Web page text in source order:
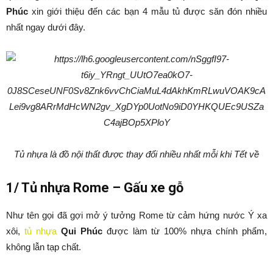
Phúc xin giới thiệu đến các bạn 4 mẫu tủ được săn đón nhiều
nhất ngay dưới đây.
Tủ nhựa là đồ nội thất được thay đổi nhiều nhất mỗi khi Tết về
1/ Tủ nhựa Rome – Gấu xe gỗ
Như tên gọi đã gợi mở ý tưởng Rome từ cảm hứng nước Ý xa
xôi, tủ nhựa Qui Phúc được làm từ 100% nhựa chính phẩm,
không lẫn tạp chất.